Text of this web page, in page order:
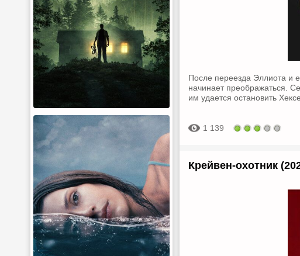
После переезда Эллиота и
начинает преображаться.
им удается остановить
1 139
Крейвен-охотник